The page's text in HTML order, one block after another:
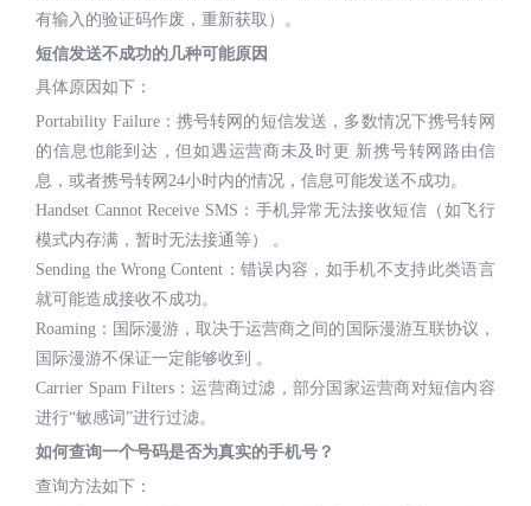
有输入的验证码作废，重新获取）。
短信发送不成功的几种可能原因
具体原因如下：
Portability Failure：携号转网的短信发送，多数情况下携号转网
的信息也能到达，但如遇运营商未及时更 新携号转网路由信
息，或者携号转网24小时内的情况，信息可能发送不成功。
Handset Cannot Receive SMS：手机异常无法接收短信（如飞行
模式内存满，暂时无法接通等） 。
Sending the Wrong Content：错误内容，如手机不支持此类语言
就可能造成接收不成功。
Roaming：国际漫游，取决于运营商之间的国际漫游互联协议，
国际漫游不保证一定能够收到 。
Carrier Spam Filters：运营商过滤，部分国家运营商对短信内容
进行“敏感词”进行过滤。
如何查询一个号码是否为真实的手机号？
查询方法如下：